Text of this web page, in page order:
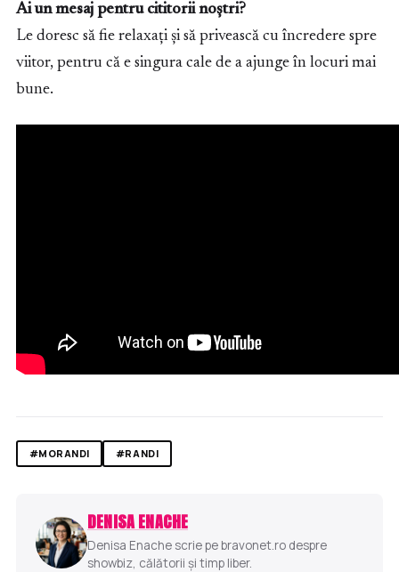
Ai un mesaj pentru cititorii noștri?
Le doresc să fie relaxați și să privească cu încredere spre
viitor, pentru că e singura cale de a ajunge în locuri mai
bune.
#MORANDI #RANDI
DENISA ENACHE
Denisa Enache scrie pe bravonet.ro despre
showbiz, călătorii și timp liber.